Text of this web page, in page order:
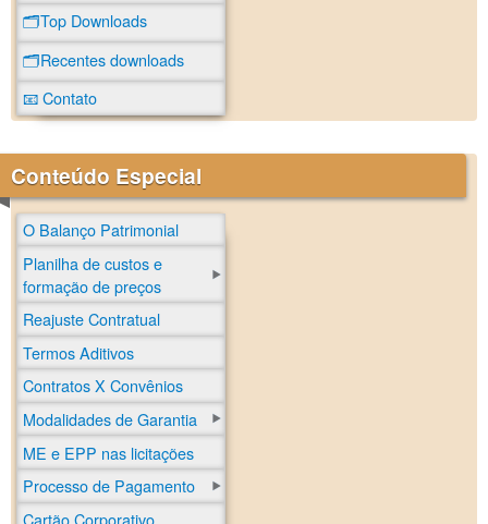
🗂️Top Downloads
🗂️Recentes downloads
📧 Contato
Conteúdo Especial
O Balanço Patrimonial
Planilha de custos e
formação de preços
Reajuste Contratual
Termos Aditivos
Contratos X Convênios
Modalidades de Garantia
ME e EPP nas licitações
Processo de Pagamento
Cartão Corporativo